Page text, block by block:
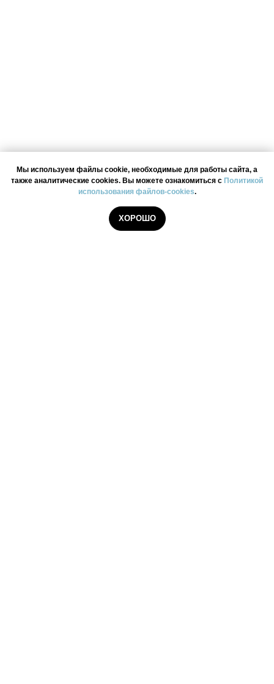
Мы используем файлы cookie, необходимые для работы сайта, а
также аналитические cookies. Вы можете ознакомиться с Политикой
использования файлов-cookies.
ХОРОШО